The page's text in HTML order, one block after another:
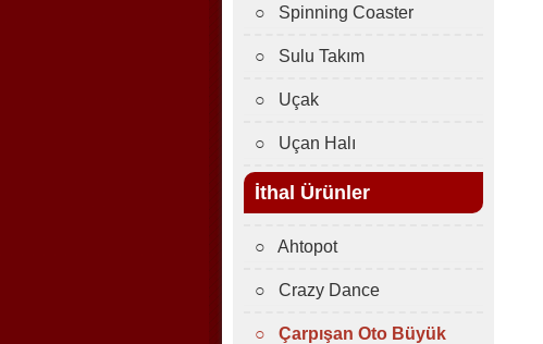
○ Spinning Coaster
○ Sulu Takım
○ Uçak
○ Uçan Halı
İthal Ürünler
○ Ahtopot
○ Crazy Dance
○ Çarpışan Oto Büyük